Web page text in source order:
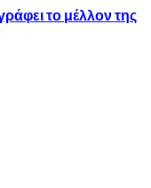
το μέλλον της